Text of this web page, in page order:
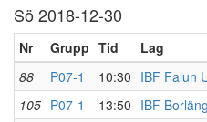
Sö 2018-12-30
Nr Grupp Tid Lag
88
P07-1 10:30 IBF Falun
105 P07-1 13:50 IBF